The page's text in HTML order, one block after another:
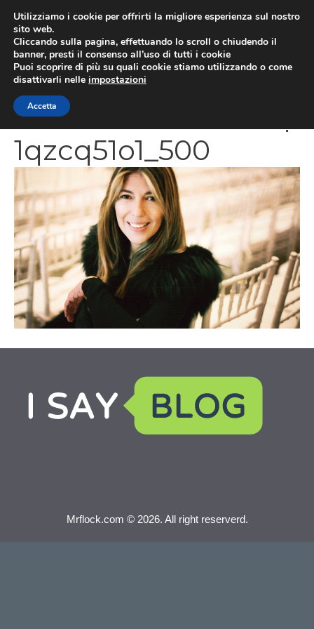
contenuto
tumblr_lhe5xdXETq
1qzcq51o1_500
Mrflock.com © 2026. All right reserverd.
Utilizziamo i cookie per offrirti la migliore esperienza sul nostro
sito web.
Cliccando sulla pagina, effettuando lo scroll o chiudendo il
banner, presti il consenso all’uso di tutti i cookie
Puoi scoprire di più su quali cookie stiamo utilizzando o come
disattivarli nelle impostazioni
Accetta